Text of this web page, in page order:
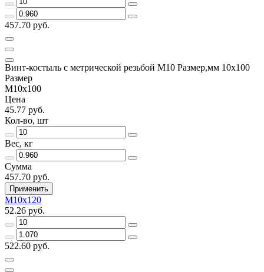
457.70 руб.
Винт-костыль с метрической резьбой М10 Размер,мм 10х100
Размер
М10х100
Цена
45.77 руб.
Кол-во, шт
Вес, кг
Сумма
457.70 руб.
Применить
М10х120
52.26 руб.
522.60 руб.